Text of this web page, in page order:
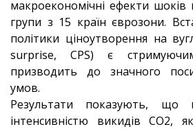
макроекономічні ефекти шоків
групи з 15 країн єврозони.
політики ціноутворення на
surprise, CPS) є
призводить до значного
умов.
Результати показують,
інтенсивністю викидів CO2,